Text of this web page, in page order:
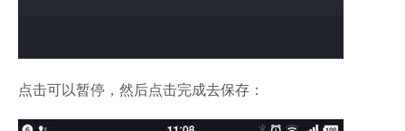
点击可以暂停，然后点击完成去保存：